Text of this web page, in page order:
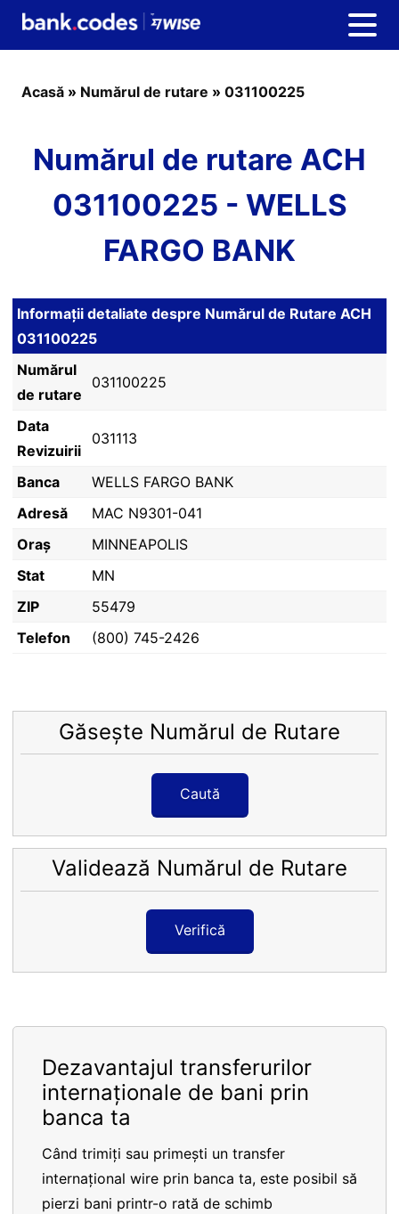
Acasă » Numărul de rutare » 031100225
Numărul de rutare ACH
031100225 - WELLS
FARGO BANK
Informații detaliate despre Numărul de Rutare ACH
031100225
Numărul
de rutare
031100225
Data
Revizuirii
031113
Banca
WELLS FARGO BANK
Adresă
MAC N9301-041
Oraș
MINNEAPOLIS
Stat
MN
ZIP
55479
Telefon
(800) 745-2426
Găsește Numărul de Rutare
Caută
Validează Numărul de Rutare
Verifică
Dezavantajul transferurilor
internaționale de bani prin
banca ta
Când trimiți sau primești un transfer
internațional wire prin banca ta, este posibil să
pierzi bani printr-o rată de schimb